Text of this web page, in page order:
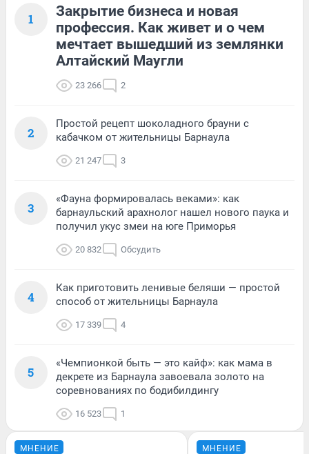
1
Закрытие бизнеса и новая
профессия. Как живет и о чем
мечтает вышедший из землянки
Алтайский Маугли
23 266 2
2
Простой рецепт шоколадного брауни с
кабачком от жительницы Барнаула
21 247 3
3
«Фауна формировалась веками»: как
барнаульский арахнолог нашел нового паука и
получил укус змеи на юге Приморья
20 832 Обсудить
4
Как приготовить ленивые беляши — простой
способ от жительницы Барнаула
17 339 4
5
«Чемпионкой быть — это кайф»: как мама в
декрете из Барнаула завоевала золото на
соревнованиях по бодибилдингу
16 523 1
МНЕНИЕ МНЕНИЕ